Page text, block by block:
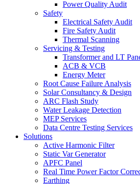
Power Quality Audit
Safety
Electrical Safety Audit
Fire Safety Audit
Thermal Scanning
Servicing & Testing
Transformer and LT
ACB & VCB
Energy Meter
Root Cause Failure Analysis
Solar Consultancy & Design
ARC Flash Study
Water Leakage Detection
MEP Services
Data Centre Testing Services
Solutions
Active Harmonic Filter
Static Var Generator
APFC Panel
Real Time Power Factor
Earthing